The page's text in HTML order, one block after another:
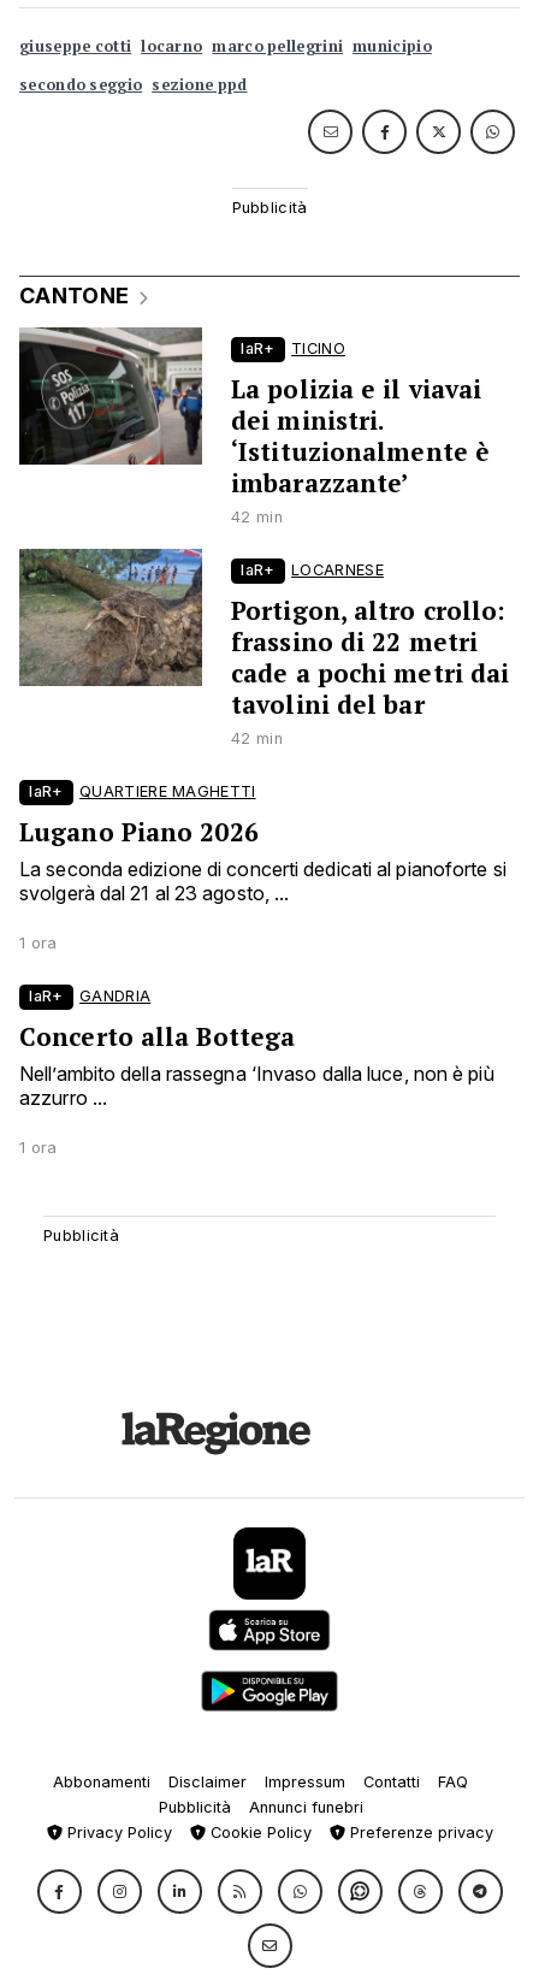
giuseppe cotti locarno marco pellegrini municipio
secondo seggio sezione ppd
CANTONE
laR+ TICINO
La polizia e il viavai
dei ministri.
‘Istituzionalmente è
imbarazzante’
42 min
laR+ LOCARNESE
Portigon, altro crollo:
frassino di 22 metri
cade a pochi metri dai
tavolini del bar
42 min
laR+ QUARTIERE MAGHETTI
Lugano Piano 2026
La seconda edizione di concerti dedicati al pianoforte si
svolgerà dal 21 al 23 agosto, ...
1 ora
laR+ GANDRIA
Concerto alla Bottega
Nell’ambito della rassegna ‘Invaso dalla luce, non è più
azzurro ...
1 ora
Abbonamenti Disclaimer Impressum Contatti
FAQ
Pubblicità
Annunci funebri
Privacy Policy
Cookie Policy Preferenze privacy